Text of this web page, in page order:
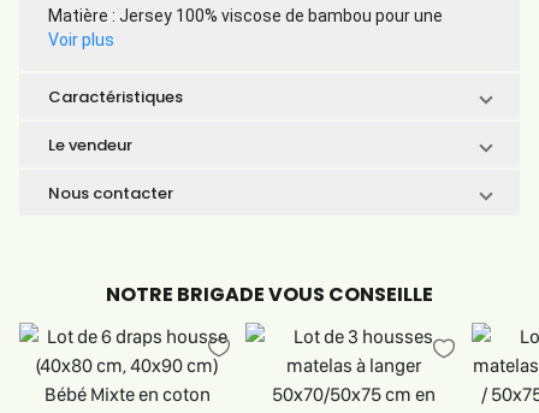
Matière : Jersey 100% viscose de bambou pour une
Voir plus
Caractéristiques
Le vendeur
Nous contacter
NOTRE BRIGADE VOUS CONSEILLE